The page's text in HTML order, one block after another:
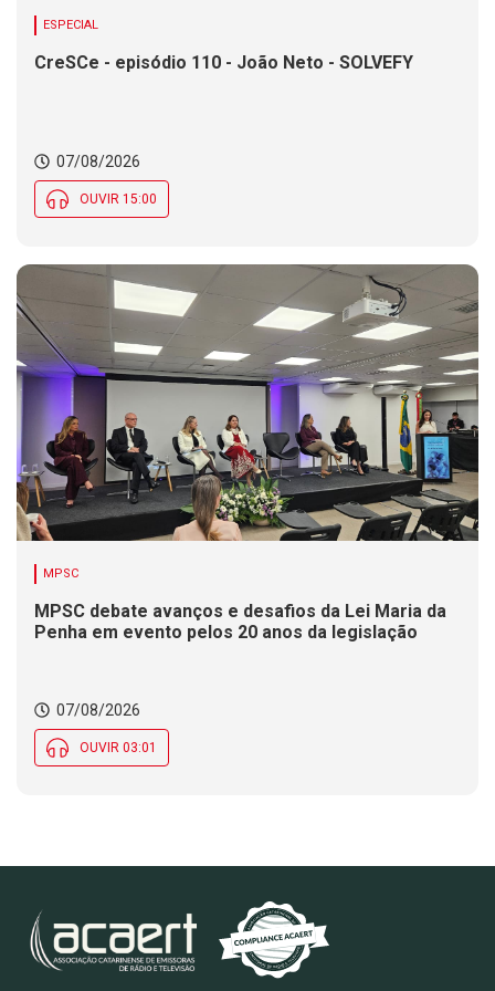
ESPECIAL
CreSCe - episódio 110 - João Neto - SOLVEFY
07/08/2026
OUVIR 15:00
MPSC
MPSC debate avanços e desafios da Lei Maria da
Penha em evento pelos 20 anos da legislação
07/08/2026
OUVIR 03:01